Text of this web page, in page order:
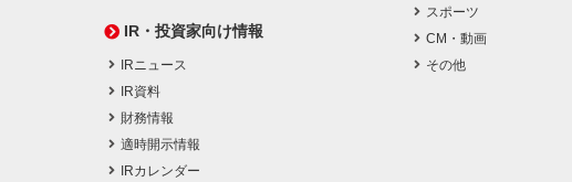
IR・投資家向け情報
IRニュース
IR資料
財務情報
適時開示情報
IRカレンダー
スポーツ
CM・動画
その他